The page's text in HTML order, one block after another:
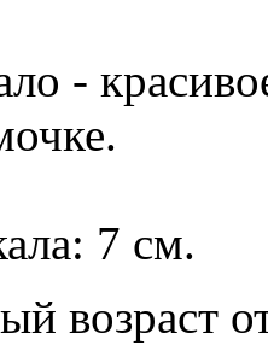
-
7 см.
возраст